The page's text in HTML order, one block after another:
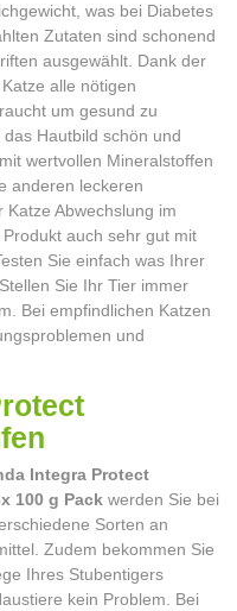
was bei Diabetes
Zutaten sind schonend
ausgewählt. Dank der
alle nötigen
um gesund zu
Hautbild schön und
wertvollen Mineralstoffen
anderen leckeren
Abwechslung im
auch sehr gut mit
Sie einfach was Ihrer
Sie Ihr Tier immer
Bei empfindlichen Katzen
und
Integra Protect
100 g Pack werden Sie bei
Sorten an
Zudem bekommen Sie
Ihres Stubentigers
kein Problem. Bei